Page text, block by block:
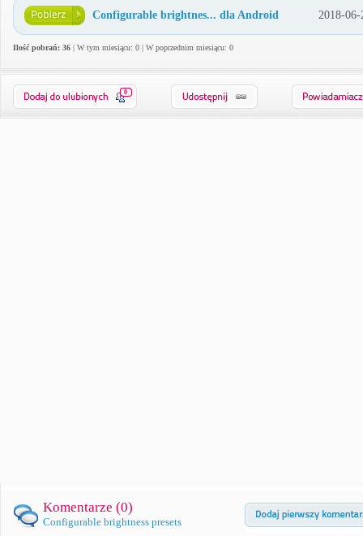
Configurable brightnes... dla Android 2018-06-
Ilość pobrań: 36 | W tym miesiącu: 0 | W poprzednim miesiącu: 0
0
Komentarze (0)
Configurable brightness presets